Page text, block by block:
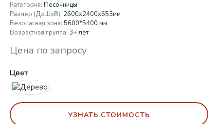
Категория: Песочницы
Размер (ДхШхВ): 2600х2400х653мм
Безопасная зона: 5600*5400 мм
Возрастная группа: 3+ лет
Цена по запросу
Цвет
УЗНАТЬ СТОИМОСТЬ